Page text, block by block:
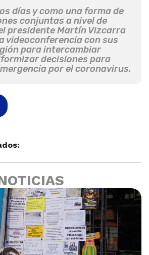
días y como una forma de
conjuntas a nivel de
presidente Martín Vizcarra
videoconferencia con sus
para intercambiar
decisiones para
por el coronavirus.